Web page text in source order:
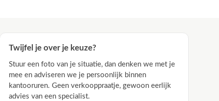
Twijfel je over je keuze?
Stuur een foto van je situatie, dan denken we met je
mee en adviseren we je persoonlijk binnen
kantooruren. Geen verkooppraatje, gewoon eerlijk
advies van een specialist.